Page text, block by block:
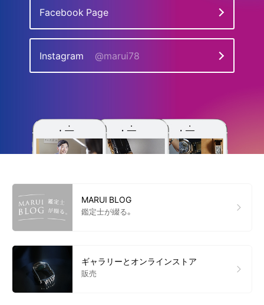
Facebook Page
Instagram @marui78
MARUI BLOG
鑑定士が綴る。
ギャラリーとオンラインストア
販売